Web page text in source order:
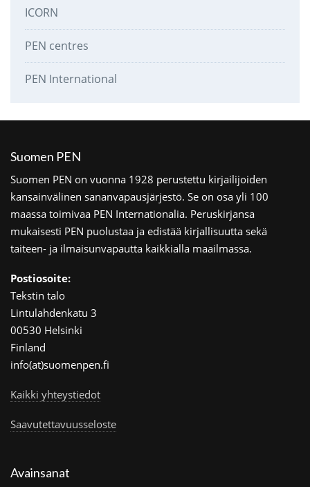
ICORN
PEN centres
PEN International
Suomen PEN
Suomen PEN on vuonna 1928 perustettu kirjailijoiden
kansainvälinen sananvapausjärjestö. Se on osa yli 100
maassa toimivaa PEN Internationalia. Peruskirjansa
mukaisesti PEN puolustaa ja edistää kirjallisuutta sekä
taiteen- ja ilmaisunvapautta kaikkialla maailmassa.
Postiosoite:
Tekstin talo
Lintulahdenkatu 3
00530 Helsinki
Finland
info(at)suomenpen.fi
Kaikki yhteystiedot
Saavutettavuusseloste
Avainsanat